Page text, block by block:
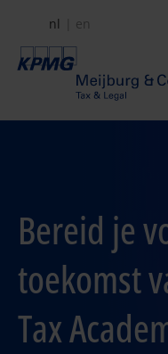
naar
Secundair
menu
nl en
Bereid je
toekomst
Tax